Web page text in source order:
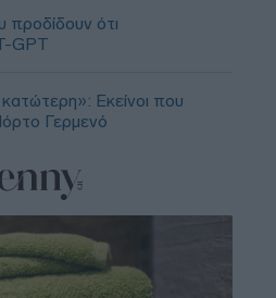
προδίδουν ότι
GPT
Εκείνοι που
Γερμενό